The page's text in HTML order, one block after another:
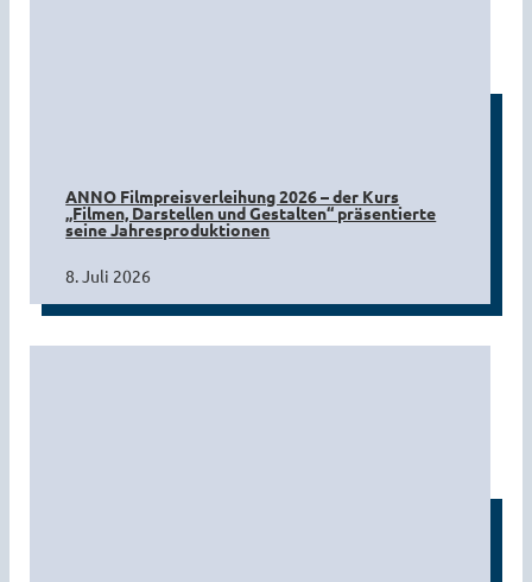
ANNO Filmpreisverleihung 2026 – der Kurs
„Filmen, Darstellen und Gestalten“ präsentierte
seine Jahresproduktionen
8. Juli 2026